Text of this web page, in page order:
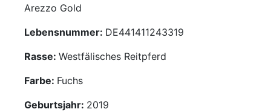
Gütesiegel
Mediathek
Arezzo Gold
Lebensnummer: DE441411243319
Rasse: Westfälisches Reitpferd
Farbe: Fuchs
Geburtsjahr: 2019